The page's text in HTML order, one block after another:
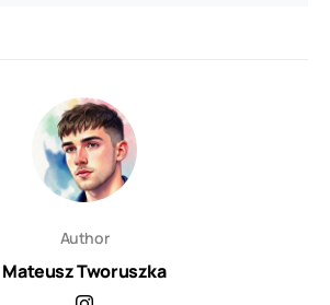
Author
Mateusz Tworuszka